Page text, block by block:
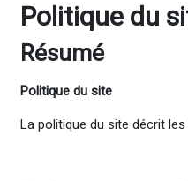
Politique du
Résumé
Politique du site
La politique du site décrit